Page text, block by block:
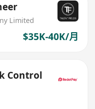
Limited
$35K-40K/月
Control